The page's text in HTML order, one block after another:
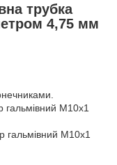
трубка
4,75 мм
гальмівний М10х1
гальмівний М10х1